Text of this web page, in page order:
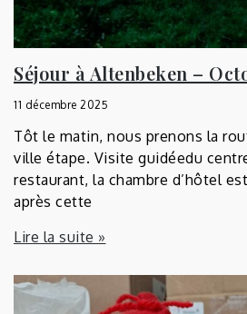
Séjour à Altenbeken –
11 décembre 2025
Tôt le matin, nous prenons la
ville étape. Visite guidéedu
restaurant, la chambre d’hôtel
après cette
Lire la suite »